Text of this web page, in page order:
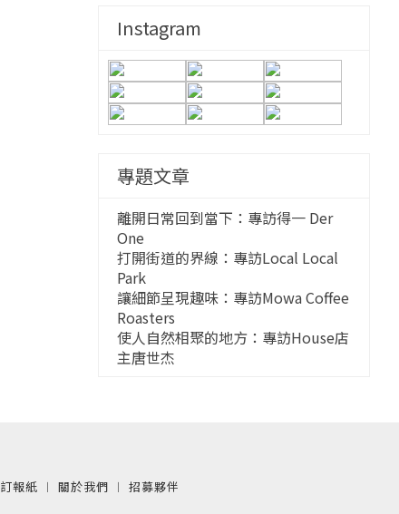
Instagram
專題文章
離開日常回到當下：專訪得一 Der
One
打開街道的界線：專訪Local Local
Park
讓細節呈現趣味：專訪Mowa Coffee
Roasters
使人自然相聚的地方：專訪House店
主唐世杰
訂報紙 ︱ 關於我們 ︱ 招募夥伴